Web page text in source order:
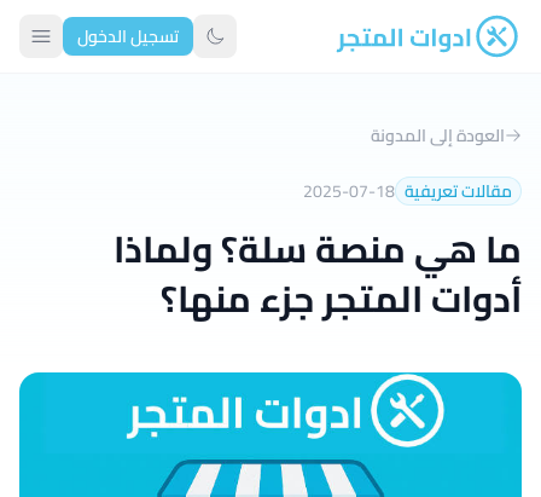
ادوات المتجر تبديل الوضع الداكن
تسجيل الدخول
العودة إلى المدونة
مقالات تعريفية 2025-07-18
ما هي منصة سلة؟ ولماذا
أدوات المتجر جزء منها؟